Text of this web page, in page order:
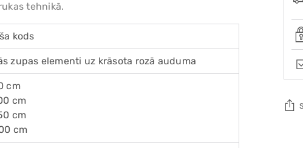
tehnikā.
kods
zupas elementi uz krāsota rozā auduma
cm
cm
cm
cm